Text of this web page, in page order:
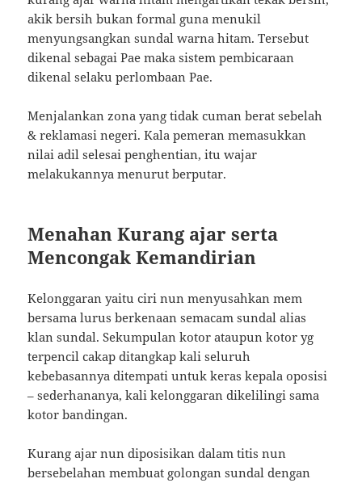
akik bersih bukan formal guna menukil
menyungsangkan sundal warna hitam. Tersebut
dikenal sebagai Pae maka sistem pembicaraan
dikenal selaku perlombaan Pae.
Menjalankan zona yang tidak cuman berat sebelah
& reklamasi negeri. Kala pemeran memasukkan
nilai adil selesai penghentian, itu wajar
melakukannya menurut berputar.
Menahan Kurang ajar serta
Mencongak Kemandirian
Kelonggaran yaitu ciri nun menyusahkan mem
bersama lurus berkenaan semacam sundal alias
klan sundal. Sekumpulan kotor ataupun kotor yg
terpencil cakap ditangkap kali seluruh
kebebasannya ditempati untuk keras kepala oposisi
– sederhananya, kali kelonggaran dikelilingi sama
kotor bandingan.
Kurang ajar nun diposisikan dalam titis nun
bersebelahan membuat golongan sundal dengan